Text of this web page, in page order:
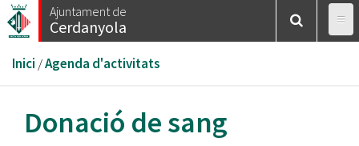
Vés
al
Ajuntament de
Cerdanyola
Esteu
aquí
Inici /Agenda d'activitats
Donació de sang